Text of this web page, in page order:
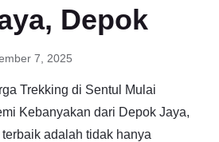
Depok
7, 2025
Trekking di Sentul Mulai
Kebanyakan dari Depok Jaya,
adalah tidak hanya